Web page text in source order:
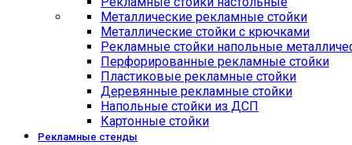
Металлические рекламные стойки
Металлические стойки с крючками
Рекламные стойки напольные
Перфорированные рекламные стойки
Пластиковые рекламные стойки
Деревянные рекламные стойки
Напольные стойки из ДСП
Картонные стойки
Рекламные стенды